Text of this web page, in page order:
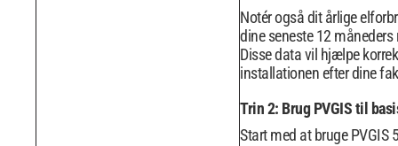
Notér også dit årlige
dine seneste 12 måneders
Disse data vil hjælpe
installationen efter dine
Trin 2: Brug PVGIS til
Start med at bruge PVGIS